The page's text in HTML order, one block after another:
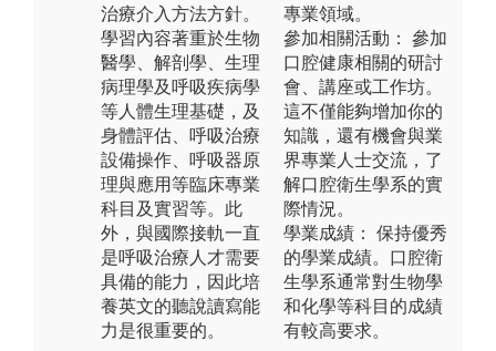
治療介入方法方針。
學習內容著重於生物
醫學、解剖學、生理
病理學及呼吸疾病學
等人體生理基礎，及
身體評估、呼吸治療
設備操作、呼吸器原
理與應用等臨床專業
科目及實習等。此
外，與國際接軌一直
是呼吸治療人才需要
具備的能力，因此培
養英文的聽說讀寫能
力是很重要的。
專業領域。
參加相關活動： 參加
口腔健康相關的研討
會、講座或工作坊。
這不僅能夠增加你的
知識，還有機會與業
界專業人士交流，了
解口腔衛生學系的實
際情況。
學業成績： 保持優秀
的學業成績。口腔衛
生學系通常對生物學
和化學等科目的成績
有較高要求。